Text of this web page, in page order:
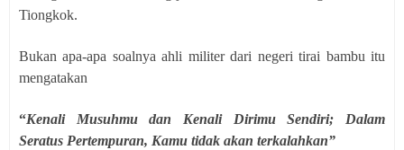
Tiongkok.
Bukan apa-apa soalnya ahli militer dari negeri tirai bambu itu
mengatakan
“Kenali Musuhmu dan Kenali Dirimu Sendiri; Dalam
Seratus Pertempuran, Kamu tidak akan terkalahkan”